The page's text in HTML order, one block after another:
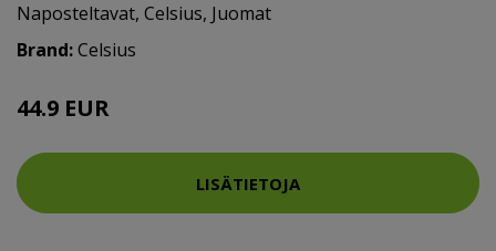
Naposteltavat, Celsius, Juomat
Brand:Celsius
44.9 EUR
LISÄTIETOJA